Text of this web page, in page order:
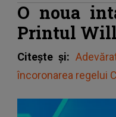
O noua
Printul
Citește și:
încoronarea regelui